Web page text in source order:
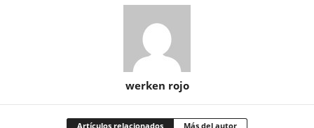
werken rojo
Artículos relacionados Más del autor